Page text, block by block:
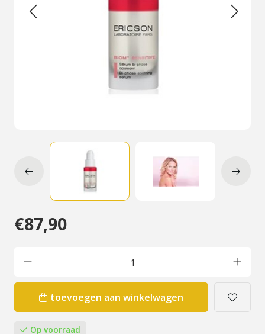
€87,90
toevoegen aan winkelwagen
Op voorraad